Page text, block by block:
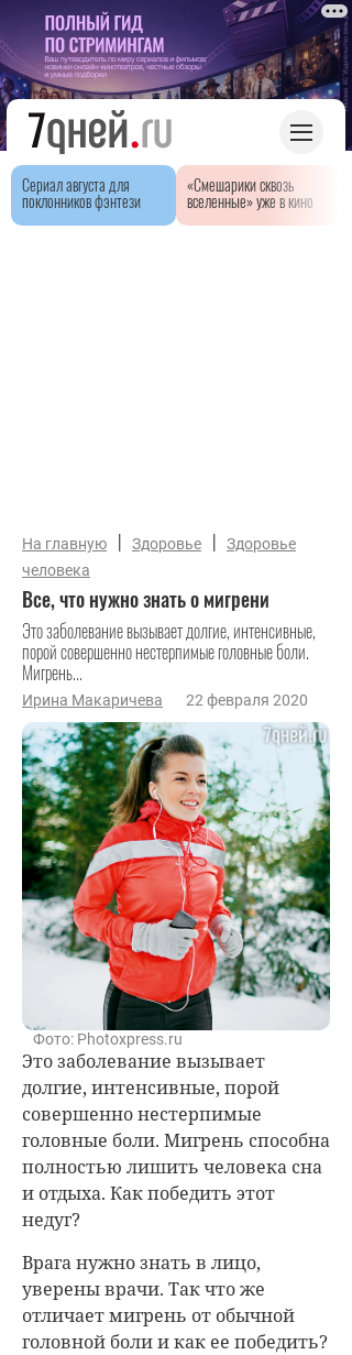
Сериал августа для
поклонников фэнтези
«Смешарики сквозь
вселенные» уже в кино
На главную | Здоровье |
Здоровье
человека
Все, что нужно знать о мигрени
Это заболевание вызывает долгие, интенсивные,
порой совершенно нестерпимые головные боли.
Мигрень...
Ирина Макаричева 22 февраля 2020
Фото: Photoxpress.ru
Это заболевание вызывает
долгие, интенсивные, порой
совершенно нестерпимые
головные боли. Мигрень способна
полностью лишить человека сна
и отдыха. Как победить этот
недуг?
Врага нужно знать в лицо,
уверены врачи. Так что же
отличает мигрень от обычной
головной боли и как ее победить?